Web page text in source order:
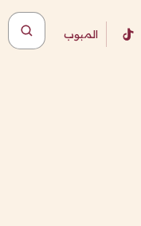
المبوب